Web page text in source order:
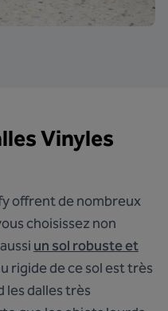
Vinyles
offrent de nombreux
choisissez non
un sol robuste et
rigide de ce sol est très
les dalles très